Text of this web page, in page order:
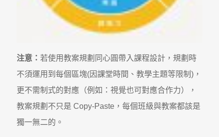
注意： 若使用教案規劃同心圓帶入課程設計，規劃時
不須運用到每個區塊(因課堂時間、教學主題等限制)，
更不需制式的對應（例如：視覺也可對應合作力），
教案規劃不只是 Copy-Paste，每個班級與教案都該是
獨一無二的。